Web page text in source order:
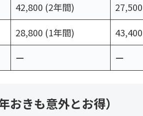
42,800 (2年間)
27,500
28,800 (1年間)
43,400
ー ー
きも意外とお得）